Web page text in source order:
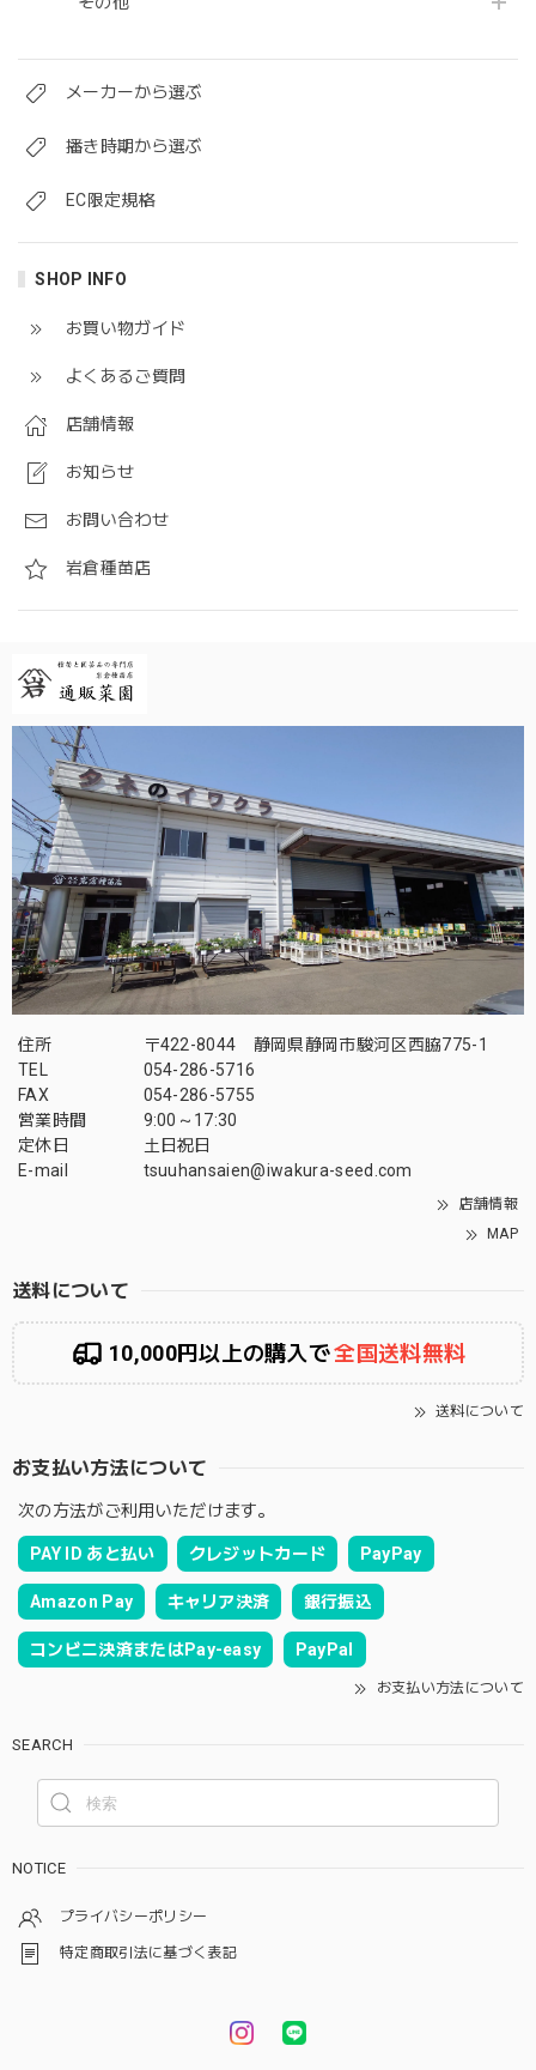
メーカーから選ぶ
播き時期から選ぶ
EC限定規格
SHOP INFO
お買い物ガイド
よくあるご質問
店舗情報
お知らせ
お問い合わせ
岩倉種苗店
住所
〒422-8044 静岡県静岡市駿河区西脇775-1
TEL
054-286-5716
FAX
054-286-5755
営業時間
9:00～17:30
定休日
土日祝日
E-mail
tsuuhansaien@iwakura-seed.com
店舗情報
MAP
送料について
10,000円以上の購入で全国送料無料
送料について
お支払い方法について
次の方法がご利用いただけます。
PAY ID あと払い クレジットカード PayPay
Amazon Pay キャリア決済 銀行振込
コンビニ決済またはPay-easy PayPal
お支払い方法について
SEARCH
NOTICE
プライバシーポリシー
特定商取引法に基づく表記